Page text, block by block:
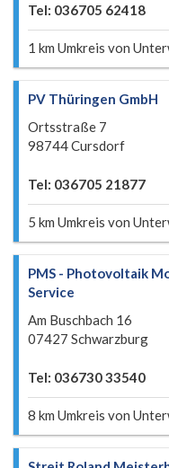
Tel: 036705 62418
1 km Umkreis von
PV Thüringen GmbH
Ortsstraße 7
98744 Cursdorf
Tel: 036705 21877
5 km Umkreis von
PMS - Photovoltaik
Service
Am Buschbach 16
07427 Schwarzburg
Tel: 036730 33540
8 km Umkreis von